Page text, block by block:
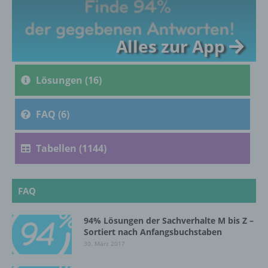
Alles zur App
Lösungen (16)
FAQ (6)
Tabellen (1144)
FAQ
94% Lösungen der Sachverhalte M bis Z –
Sortiert nach Anfangsbuchstaben
30. März 2017
Verknüpfung, die Einschränkung, das
Löschen oder die Vernichtung.
d) Einschränkung der Verarbeitung
personenbezogener Daten mit dem Ziel, ihre
darin besteht, dass diese
personenbezogenen Daten verwendet
werden, um bestimmte persönliche Aspekte,
die sich auf eine natürliche Person beziehen,